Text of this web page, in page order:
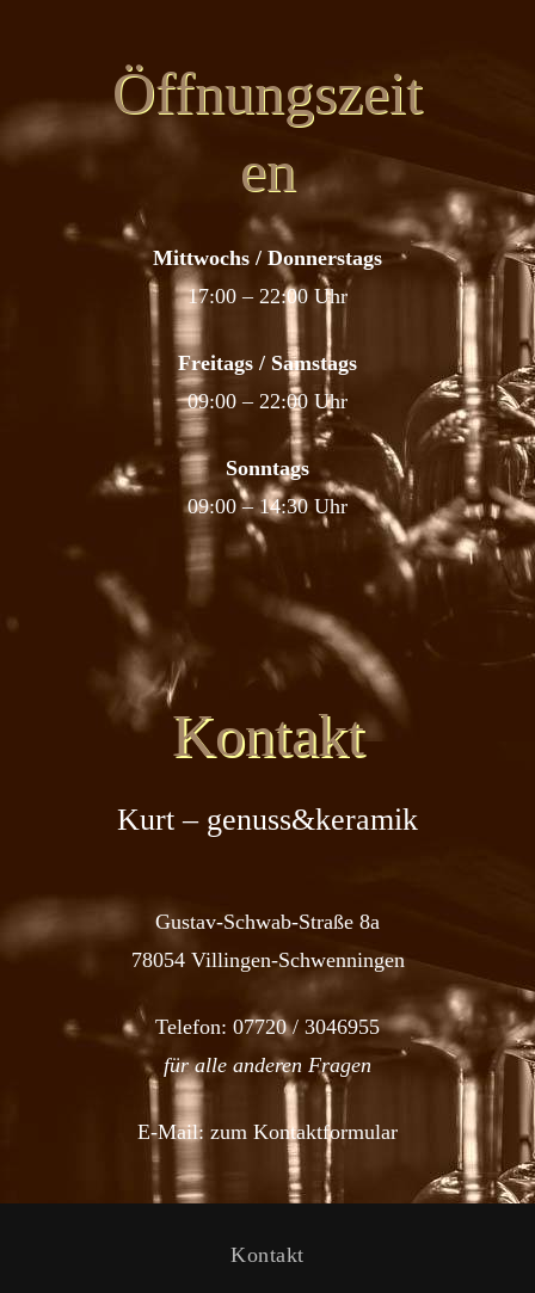
Öffnungszeit
en
Mittwochs / Donnerstags
17:00 – 22:00 Uhr
Freitags / Samstags
09:00 – 22:00 Uhr
Sonntags
09:00 – 14:30 Uhr
Kontakt
Kurt – genuss&keramik
Gustav-Schwab-Straße 8a
78054 Villingen-Schwenningen
Telefon: 07720 / 3046955
für alle anderen Fragen
E-Mail: zum Kontaktformular
Kontakt